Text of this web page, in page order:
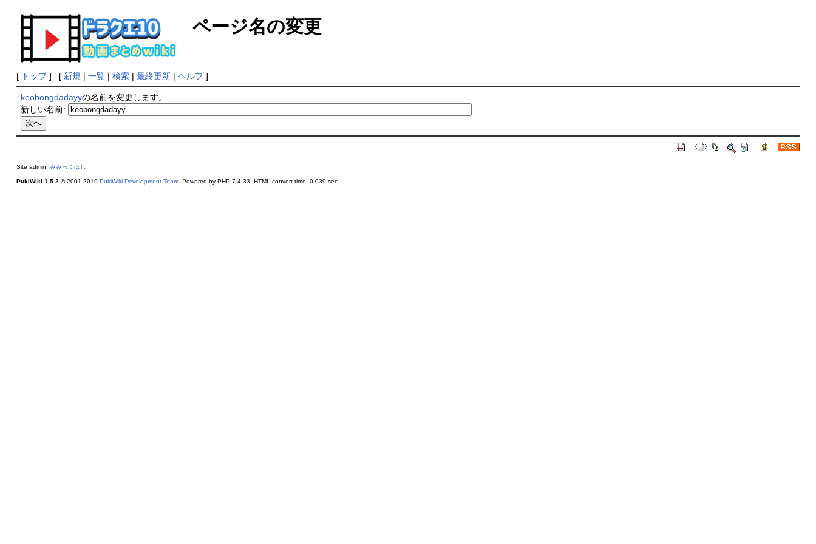
ページ名の変更
[ トップ] [ 新規 | 一覧| 検索| 最終更新| ヘルプ]
keobongdadayyの名前を変更します。
新しい名前:
Site admin: みみっくほし
PukiWiki 1.5.2 © 2001-2019 PukiWiki Development Team. Powered by PHP 7.4.33. HTML convert time: 0.039 sec.